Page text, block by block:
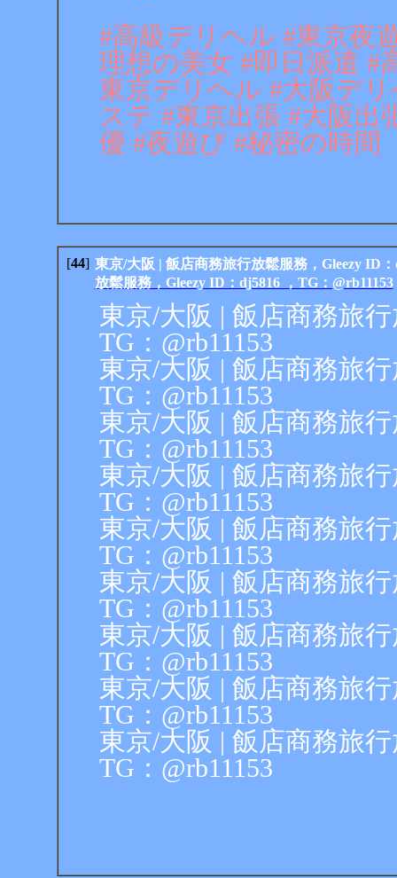
#高級デリヘル #東京夜
理想の美女 #即日派遣 #
東京デリヘル #大阪デ
ステ #東京出張 #大阪出
優 #夜遊び #秘密の時間
[44] 東京/大阪 | 飯店商務旅行放鬆服務，Gleezy ID
放鬆服務，Gleezy ID：dj5816 ，TG：@rb11153
東京/大阪 | 飯店商務旅
TG：@rb11153
東京/大阪 | 飯店商務旅
TG：@rb11153
東京/大阪 | 飯店商務旅
TG：@rb11153
東京/大阪 | 飯店商務旅
TG：@rb11153
東京/大阪 | 飯店商務旅
TG：@rb11153
東京/大阪 | 飯店商務旅
TG：@rb11153
東京/大阪 | 飯店商務旅
TG：@rb11153
東京/大阪 | 飯店商務旅
TG：@rb11153
東京/大阪 | 飯店商務旅
TG：@rb11153